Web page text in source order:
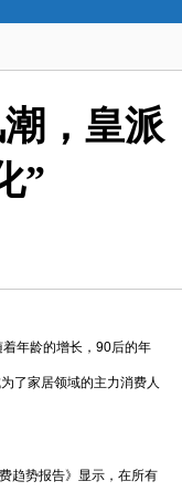
，皇派
”
年龄的增长，90后的年
了家居领域的主力消费人
趋势报告》显示，在所有